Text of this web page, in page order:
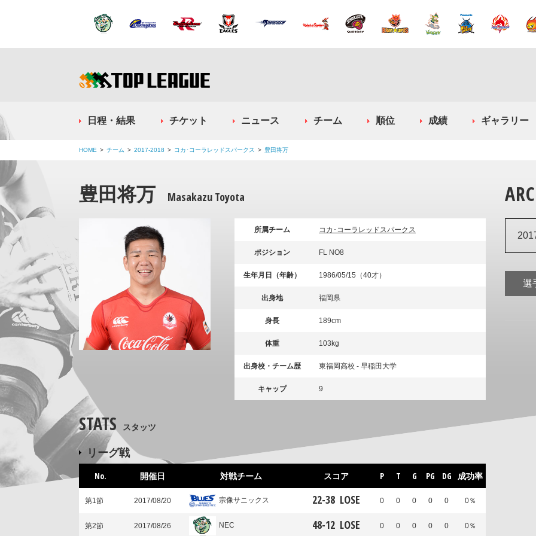
日程・結果 チケット ニュース チーム 順位 成績 ギャラリー
HOME チーム 2017-2018 コカ･コーラレッドスパークス 豊田将万
豊田将万 Masakazu Toyota
所属チーム コカ･コーラレッドスパークス
ポジション FL NO8
生年月日（年齢） 1986/05/15（40才）
出身地 福岡県
身長 189cm
体重 103kg
出身校・チーム歴 東福岡高校 - 早稲田大学
キャップ 9
STATS スタッツ
リーグ戦
No. 開催日 対戦チーム スコア P T G PG DG 成功率
第1節 2017/08/20 宗像サニックス 22-38 LOSE 0 0 0 0 0 0％
第2節 2017/08/26 NEC 48-12 LOSE 0 0 0 0 0 0％
選